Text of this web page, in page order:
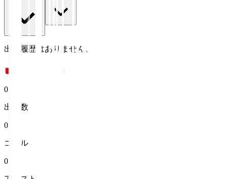
出場履歴はありません。
0
出場数
0
ゴール
0